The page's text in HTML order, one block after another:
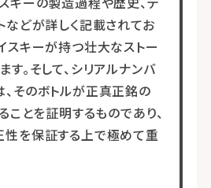
などが詳しく記載されてお
スキーが持つ壮大なストー
す。そして、シリアルナンバ
そのボトルが正真正銘の
ことを証明するものであり、
性を保証する上で極めて重